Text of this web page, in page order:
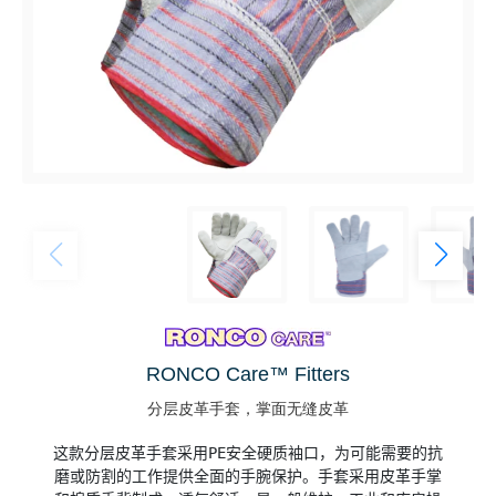
RONCO Care™ Fitters
分层皮革手套，掌面无缝皮革
这款分层皮革手套采用PE安全硬质袖口，为可能需要的抗
磨或防割的工作提供全面的手腕保护。手套采用皮革手掌